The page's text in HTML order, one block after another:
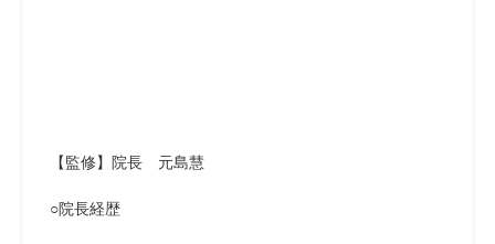
【監修】院長 元島慧
○院長経歴